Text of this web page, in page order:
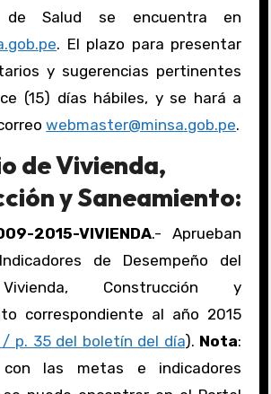
de Salud se encuentra en
. El plazo para presentar
y sugerencias pertinentes
(15) días hábiles, y se hará a
webmaster@minsa.gob.pe.
de Vivienda,
y Saneamiento:
2015-VIVIENDA.- Aprueban
de Desempeño del
Construcción y
correspondiente al año 2015
p. 35 del boletín del día). Nota:
las metas e indicadores